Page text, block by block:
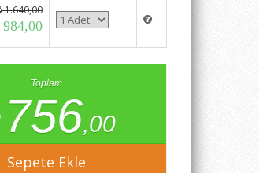
1.640,00
984,00
Toplam
756,00